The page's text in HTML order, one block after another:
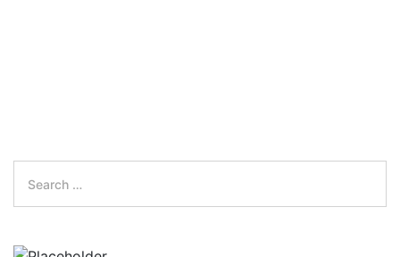
Search
for: